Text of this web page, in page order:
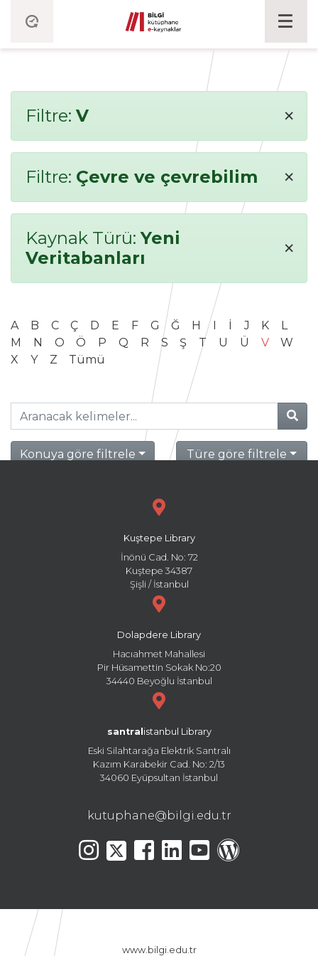
Filtre: V ×
Filtre: Çevre ve çevrebilim ×
Kaynak Türü:Yeni
Veritabanları
×
A B C Ç D E F G Ğ H I İ J K
L
M
N O Ö P Q R S Ş T U Ü V
W
X
Y Z Tümü
Konuya göre filtrele Türe göre filtrele
Kuştepe Library
İnönü Cad. No: 72
Kuştepe 34387
Şişli / İstanbul
Dolapdere Library
Hacıahmet Mahallesi
Pir Hüsamettin Sokak No:20
34440 Beyoğlu İstanbul
santral istanbul Library
Eski Silahtarağa Elektrik Santralı
Kazım Karabekir Cad. No: 2/13
34060 Eyüpsultan İstanbul
kutuphane@bilgi.edu.tr
www.bilgi.edu.tr